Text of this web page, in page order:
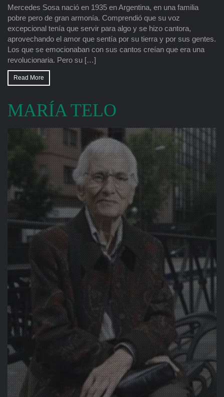
Mercedes Sosa nació en 1935 en Argentina, en una familia
pobre pero de gran armonía. Comprendió que su voz
excepcional tenía que servir para algo y se hizo cantora,
aprovechando el amor que sentía por su tierra y por sus gentes.
Los que se emocionaban con sus cantos creían que era una
revolucionaria. Pero su […]
Read More
MARÍA TELO